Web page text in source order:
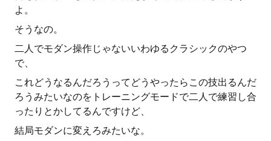
よ。
そうなの。
二人でモダン操作じゃないいわゆるクラシックのやつ
で、
これどうなるんだろうってどうやったらこの技出るんだ
ろうみたいなのをトレーニングモードで二人で練習し合
ったりとかしてるんですけど、
結局モダンに変えろみたいな。